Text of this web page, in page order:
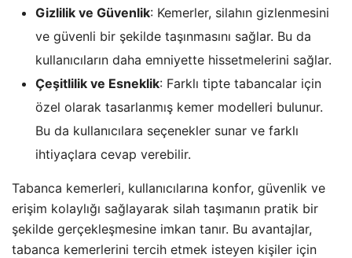
Gizlilik ve Güvenlik: Kemerler, silahın gizlenmesini
ve güvenli bir şekilde taşınmasını sağlar. Bu da
kullanıcıların daha emniyette hissetmelerini sağlar.
Çeşitlilik ve Esneklik: Farklı tipte tabancalar için
özel olarak tasarlanmış kemer modelleri bulunur.
Bu da kullanıcılara seçenekler sunar ve farklı
ihtiyaçlara cevap verebilir.
Tabanca kemerleri, kullanıcılarına konfor, güvenlik ve
erişim kolaylığı sağlayarak silah taşımanın pratik bir
şekilde gerçekleşmesine imkan tanır. Bu avantajlar,
tabanca kemerlerini tercih etmek isteyen kişiler için